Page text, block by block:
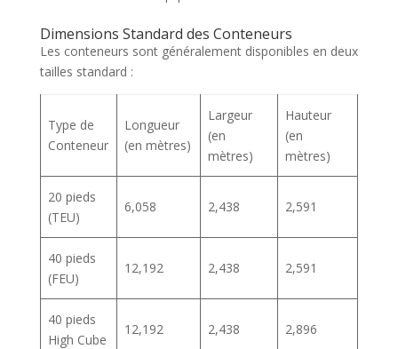
Dimensions Standard des Conteneurs
Les conteneurs sont généralement disponibles en deux
tailles standard :
Type de
Conteneur
Longueur
(en mètres)
Largeur
(en
mètres)
Hauteur
(en
mètres)
20 pieds
(TEU)
6,058 2,438 2,591
40 pieds
(FEU)
12,192 2,438 2,591
40 pieds
High Cube
12,192 2,438 2,896